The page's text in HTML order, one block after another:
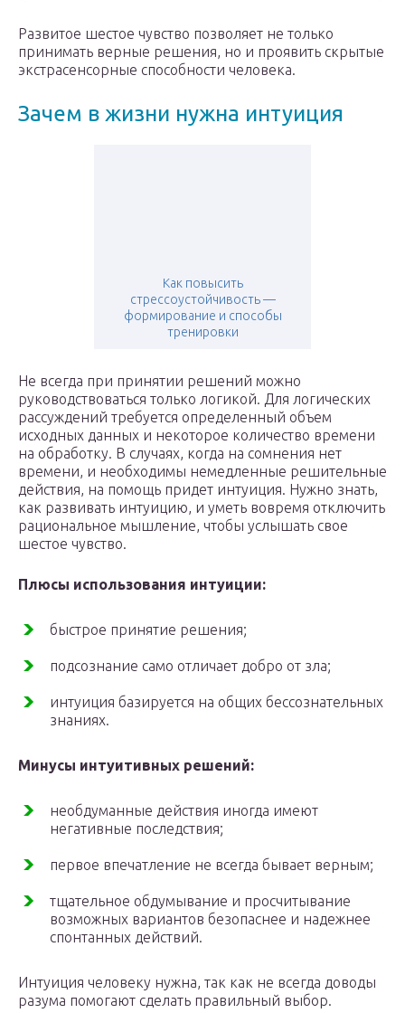
Развитое шестое чувство позволяет не только
принимать верные решения, но и проявить скрытые
экстрасенсорные способности человека.
Зачем в жизни нужна интуиция
Как повысить
стрессоустойчивость —
формирование и способы
тренировки
Не всегда при принятии решений можно
руководствоваться только логикой. Для логических
рассуждений требуется определенный объем
исходных данных и некоторое количество времени
на обработку. В случаях, когда на сомнения нет
времени, и необходимы немедленные решительные
действия, на помощь придет интуиция. Нужно знать,
как развивать интуицию, и уметь вовремя отключить
рациональное мышление, чтобы услышать свое
шестое чувство.
Плюсы использования интуиции:
быстрое принятие решения;
подсознание само отличает добро от зла;
интуиция базируется на общих бессознательных
знаниях.
Минусы интуитивных решений:
необдуманные действия иногда имеют
негативные последствия;
первое впечатление не всегда бывает верным;
тщательное обдумывание и просчитывание
возможных вариантов безопаснее и надежнее
спонтанных действий.
Интуиция человеку нужна, так как не всегда доводы
разума помогают сделать правильный выбор.